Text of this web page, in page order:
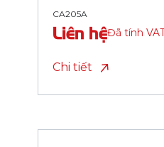
CA209A
Liên hệĐã tính VAT
Chi tiết